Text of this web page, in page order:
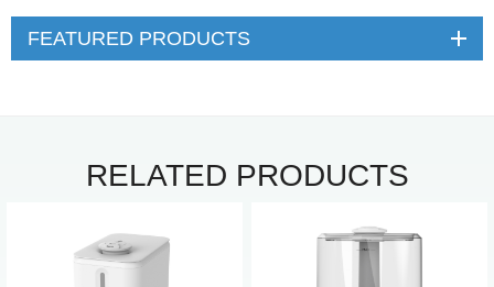
FEATURED PRODUCTS
RELATED PRODUCTS